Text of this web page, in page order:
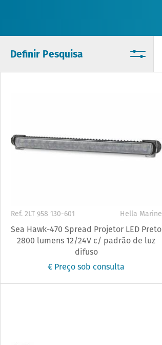
Definir Pesquisa
Ref. 2LT 958 130-601 Hella Marine
Sea Hawk-470 Spread Projetor LED Preto
2800 lumens 12/24V c/ padrão de luz
difuso
€ Preço sob consulta